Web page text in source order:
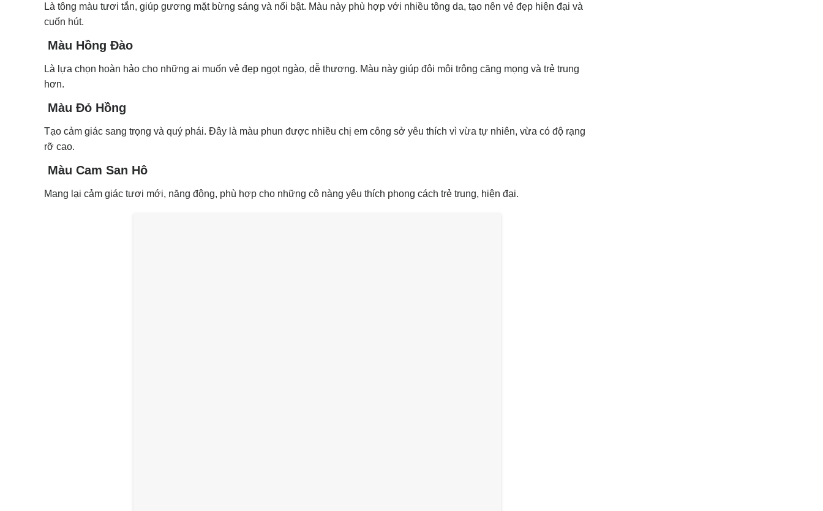
Là tông màu tươi tắn, giúp gương mặt bừng sáng và nổi bật. Màu này phù hợp với nhiều tông da, tạo nên vẻ đẹp hiện đại và
cuốn hút.
Màu Hồng Đào
Là lựa chọn hoàn hảo cho những ai muốn vẻ đẹp ngọt ngào, dễ thương. Màu này giúp đôi môi trông căng mọng và trẻ trung
hơn.
Màu Đỏ Hồng
Tạo cảm giác sang trọng và quý phái. Đây là màu phun được nhiều chị em công sở yêu thích vì vừa tự nhiên, vừa có độ rạng
rỡ cao.
Màu Cam San Hô
Mang lại cảm giác tươi mới, năng động, phù hợp cho những cô nàng yêu thích phong cách trẻ trung, hiện đại.